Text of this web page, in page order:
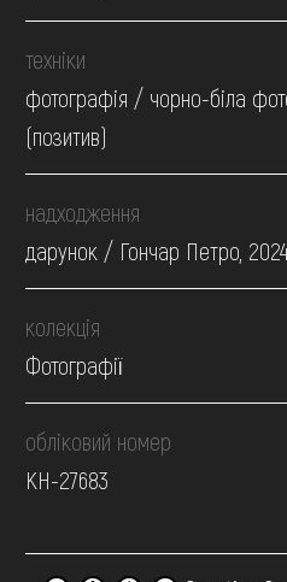
техніки
фотографія / чорно-біла
(позитив)
надходження
дарунок / Гончар Петро,
колекція
Фотографії
обліковий номер
КН-27683